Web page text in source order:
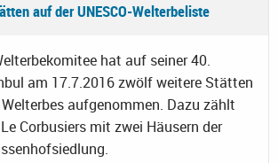
auf der UNESCO-Welterbeliste
hat auf seiner 40.
am 17.7.2016 zwölf weitere Stätten
aufgenommen. Dazu zählt
Corbusiers mit zwei Häusern der